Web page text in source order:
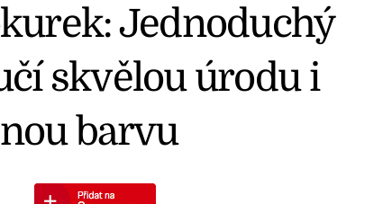
Jednoduchý
skvělou úrodu i
barvu